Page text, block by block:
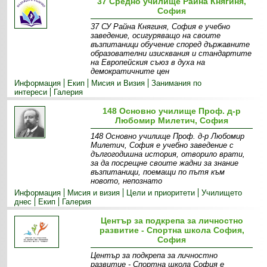
София
37 СУ Райна Княгиня, София е учебно
заведение, осигуряващо на своите
възпитаници обучение според държавните
образователни изисквания и стандартите
на Европейския съюз в духа на
демократичните цен
Информация
Екип Мисия и Визия
Занимания по
интереси
Галерия
148 Основно училище Проф. д-р
Любомир Милетич, София
148 Основно училище Проф. д-р Любомир
Милетич, София е учебно заведение с
дългогодишна история, отворило врати,
за да посрещне своите жадни за знание
възпитаници, поемащи по пътя към
новото, непознато
Информация
Мисия и визия Цели и приоритети
Училището
днес
Екип Галерия
Център за подкрепа за личностно
развитие - Спортна школа София,
София
Център за подкрепа за личностно
развитие - Спортна школа София е